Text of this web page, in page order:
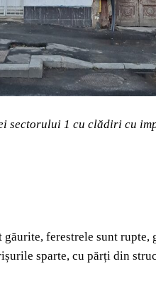
sectorului 1 cu clădiri cu
ferestrele sunt rupte,
sparte, cu părți din